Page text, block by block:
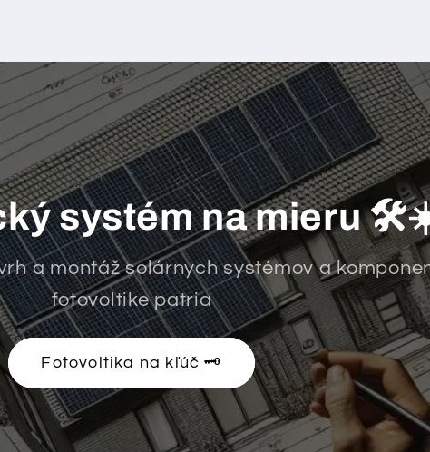
systém na mieru
a montáž solárnych systémov a
fotovoltike patria
Fotovoltika na kľúč 🗝